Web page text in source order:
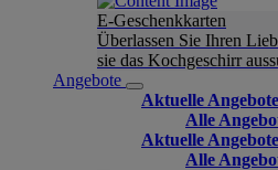
E-Geschenkkarten
Überlassen Sie Ihren
sie das Kochgeschirr
Angebote
Aktuelle Angebote
Alle
Aktuelle Angebote
Alle